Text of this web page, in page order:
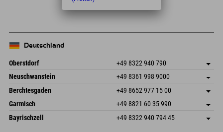
Deutschland
Oberstdorf +49 8322 940 790
An der Breitach 3
Deutschland
Adresse speichern
Buchen
Neuschwanstein +49 8361 998 9000
An der Riese 45
87484 Nesselwang im Allgäu
Deutschland
Adresse speichern
Anreiseinfos
Buchen
Berchtesgaden +49 8652 977 15 00
Hofreitstr. 7
Deutschland
Adresse speichern
Buchen
Garmisch +49 8821 60 35 990
Frickenstraße 22
82490 Farchant
Adresse speichern
Anreiseinfos
Bayrischzell +49 8322 940 794 45